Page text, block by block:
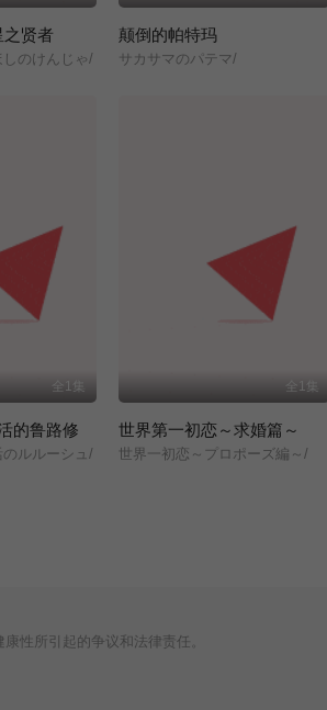
之贤者
のけんじゃ/
颠倒的帕特玛
サカサマのパテマ/
全1集
的鲁路修
ルルーシュ/
全1集
世界第一初恋～求婚篇～
世界一初恋～プロポーズ編～/
性所引起的争议和法律责任。